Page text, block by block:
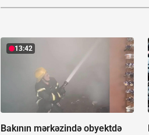
13:42
Bakının mərkəzində obyektdə